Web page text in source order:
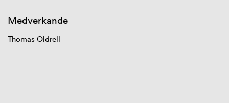
Medverkande
Thomas Oldrell